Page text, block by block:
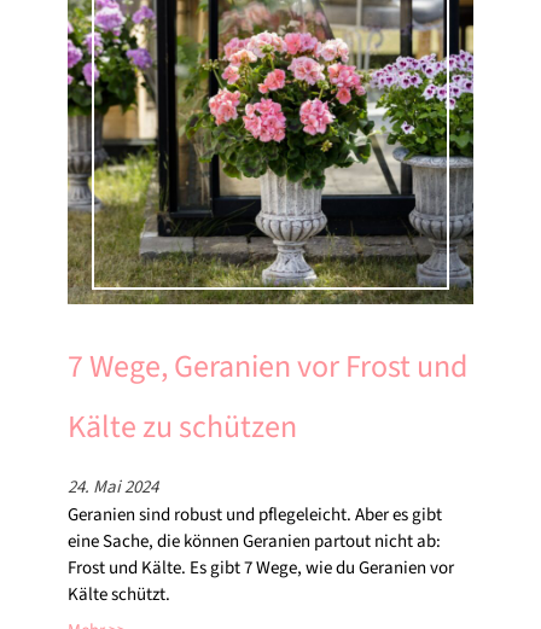
7 Wege, Geranien vor Frost und
Kälte zu schützen
24. Mai 2024
Geranien sind robust und pflegeleicht. Aber es gibt
eine Sache, die können Geranien partout nicht ab:
Frost und Kälte. Es gibt 7 Wege, wie du Geranien vor
Kälte schützt.